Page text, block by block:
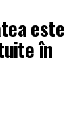
( conform
circa 20
aroganței
ați
farfurie în
este
în